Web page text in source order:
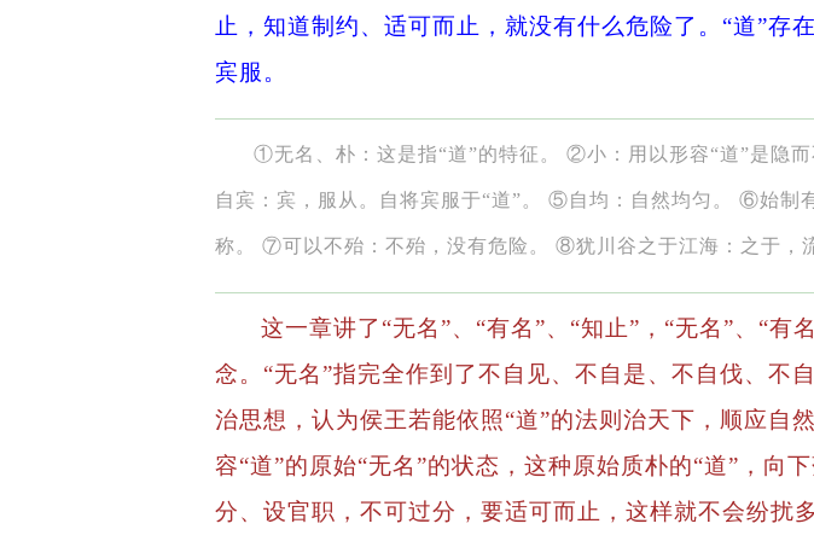
止，知道制约、适可而止，就没有什么危险了。“道”
宾服。
①无名、朴：这是指“道”的特征。 ②小：用以形容“道”是隐
自宾：宾，服从。自将宾服于“道”。 ⑤自均：自然均匀。 ⑥始制
称。 ⑦可以不殆：不殆，没有危险。 ⑧犹川谷之于江海：之于，
这一章讲了“无名”、“有名”、“知止”，“无名”、“有
念。“无名”指完全作到了不自见、不自是、不自伐、不
治思想，认为侯王若能依照“道”的法则治天下，顺应自
容“道”的原始“无名”的状态，这种原始质朴的“道”，向
分、设官职，不可过分，要适可而止，这样就不会纷扰